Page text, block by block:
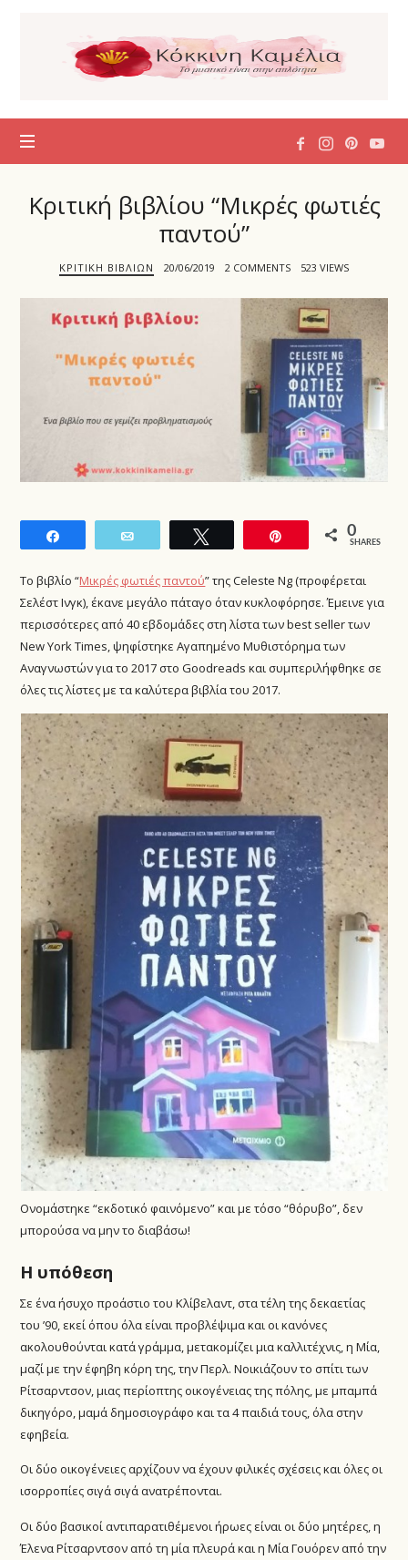
Κόκκινη
Καμέλια
Κριτική βιβλίου “Μικρές φωτιές
παντού”
ΚΡΙΤΙΚΉ ΒΙΒΛΊΩΝ 20/06/2019 2 COMMENTS 523 VIEWS
0
SHARES
Το βιβλίο “Μικρές φωτιές παντού” της Celeste Ng (προφέρεται
Σελέστ Ινγκ), έκανε μεγάλο πάταγο όταν κυκλοφόρησε. Έμεινε για
περισσότερες από 40 εβδομάδες στη λίστα των best seller των
New York Times, ψηφίστηκε Αγαπημένο Μυθιστόρημα των
Αναγνωστών για το 2017 στο Goodreads και συμπεριλήφθηκε σε
όλες τις λίστες με τα καλύτερα βιβλία του 2017.
Ονομάστηκε “εκδοτικό φαινόμενο” και με τόσο “θόρυβο”, δεν
μπορούσα να μην το διαβάσω!
Η υπόθεση
Σε ένα ήσυχο προάστιο του Κλίβελαντ, στα τέλη της δεκαετίας
του ’90, εκεί όπου όλα είναι προβλέψιμα και οι κανόνες
ακολουθούνται κατά γράμμα, μετακομίζει μια καλλιτέχνις, η Μία,
μαζί με την έφηβη κόρη της, την Περλ. Νοικιάζουν το σπίτι των
Ρίτσαρντσον, μιας περίοπτης οικογένειας της πόλης, με μπαμπά
δικηγόρο, μαμά δημοσιογράφο και τα 4 παιδιά τους, όλα στην
εφηβεία.
Οι δύο οικογένειες αρχίζουν να έχουν φιλικές σχέσεις και όλες οι
ισορροπίες σιγά σιγά ανατρέπονται.
Οι δύο βασικοί αντιπαρατιθέμενοι ήρωες είναι οι δύο μητέρες, η
Έλενα Ρίτσαρντσον από τη μία πλευρά και η Μία Γουόρεν από την